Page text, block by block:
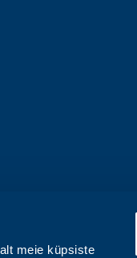
meie küpsiste